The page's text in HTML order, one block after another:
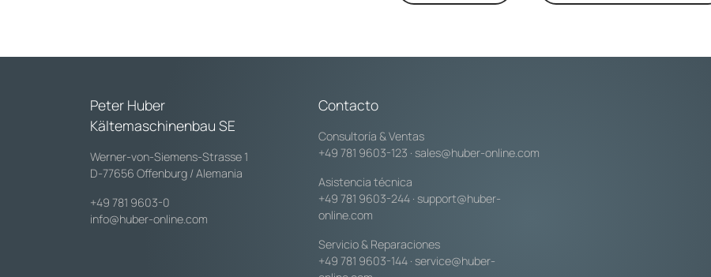
Peter Huber
Kältemaschinenbau SE
Werner-von-Siemens-Strasse 1
D-77656 Offenburg / Alemania
+49 781 9603-0
info@huber-online.com
Contacto
Consultoría & Ventas
+49 781 9603-123 · sales@huber-online.com
Asistencia técnica
+49 781 9603-244 · support@huber-
online.com
Servicio & Reparaciones
+49 781 9603-144 · service@huber-